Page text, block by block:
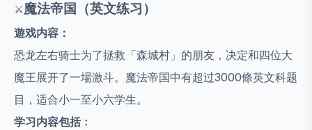
⚔️魔法帝国（英文练习）
遊戏内容：
恐龙左右骑士为了拯救「森城村」的朋友，决定和四位大
魔王展开了一場激斗。魔法帝国中有超过3000條英文科题
目，适合小一至小六学生。
学习内容包括﹕